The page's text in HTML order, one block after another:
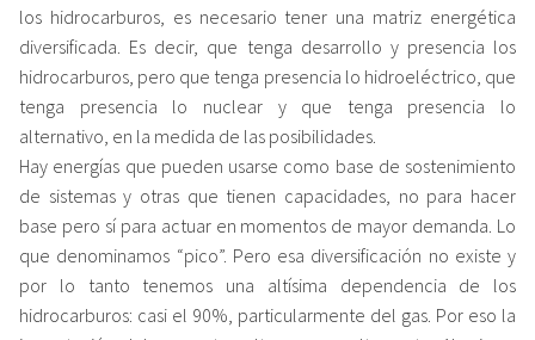
los hidrocarburos, es necesario tener una matriz energética
diversificada. Es decir, que tenga desarrollo y presencia los
hidrocarburos, pero que tenga presencia lo hidroeléctrico, que
tenga presencia lo nuclear y que tenga presencia lo
alternativo, en la medida de las posibilidades.
Hay energías que pueden usarse como base de sostenimiento
de sistemas y otras que tienen capacidades, no para hacer
base pero sí para actuar en momentos de mayor demanda. Lo
que denominamos “pico”. Pero esa diversificación no existe y
por lo tanto tenemos una altísima dependencia de los
hidrocarburos: casi el 90%, particularmente del gas. Por eso la